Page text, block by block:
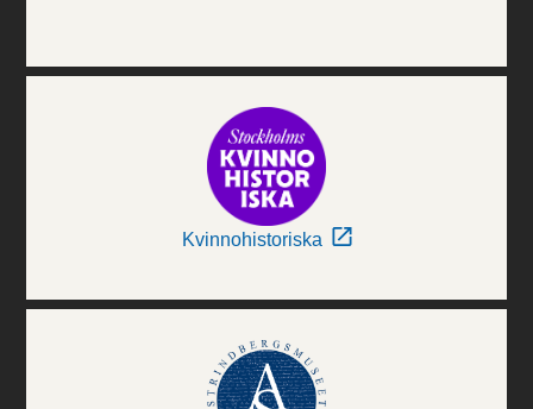
Kvinnohistoriska